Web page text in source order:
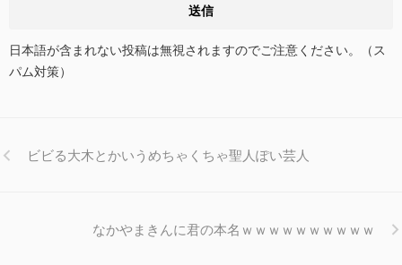
日本語が含まれない投稿は無視されますのでご注意ください。（ス
パム対策）
ビビる大木とかいうめちゃくちゃ聖人ぽい芸人
なかやまきんに君の本名ｗｗｗｗｗｗｗｗｗｗ